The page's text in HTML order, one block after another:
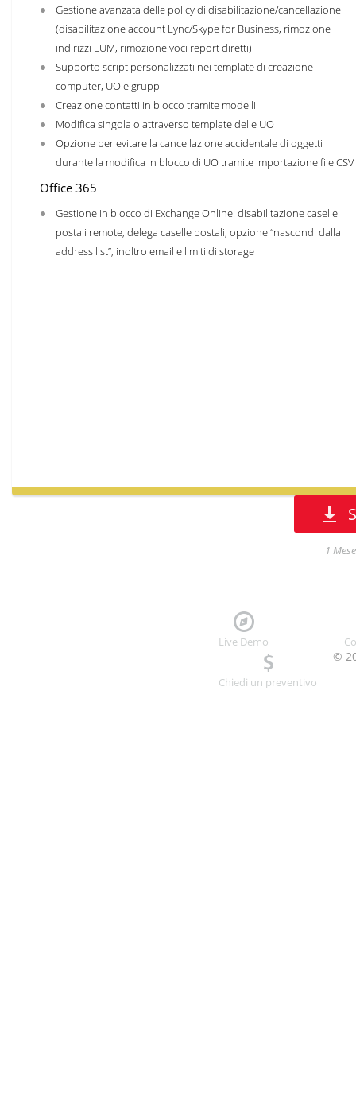
Gestione avanzata delle policy di disabilitazione/cancellazione
(disabilitazione account Lync/Skype for Business, rimozione
indirizzi EUM, rimozione voci report diretti)
Supporto script personalizzati nei template di creazione
computer, UO e gruppi
Creazione contatti in blocco tramite modelli
Modifica singola o attraverso template delle UO
Opzione per evitare la cancellazione accidentale di oggetti
durante la modifica in blocco di UO tramite importazione file CSV
Office 365
Gestione in blocco di Exchange Online: disabilitazione caselle
postali remote, delega caselle postali, opzione “nascondi dalla
address list”, inoltro email e limiti di storage
1
Live Demo
Chiedi un preventivo
©